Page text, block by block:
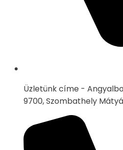
Üzletünk címe -
9700, Szombathely